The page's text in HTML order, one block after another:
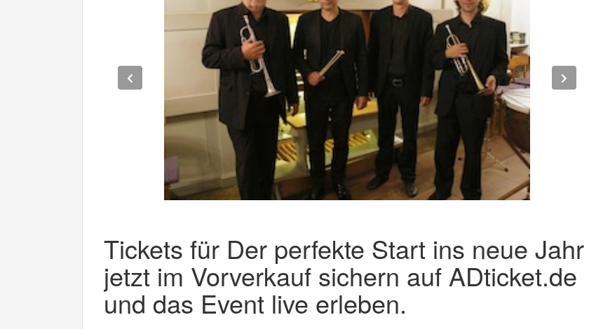
Tickets für Der perfekte Start ins neue Jahr
jetzt im Vorverkauf sichern auf ADticket.de
und das Event live erleben.